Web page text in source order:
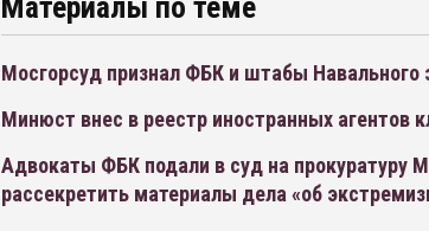
Мосгорсуд признал ФБК и штабы Навального
Минюст внес в реестр иностранных агентов
Адвокаты ФБК подали в суд на прокуратуру
рассекретить материалы дела «об